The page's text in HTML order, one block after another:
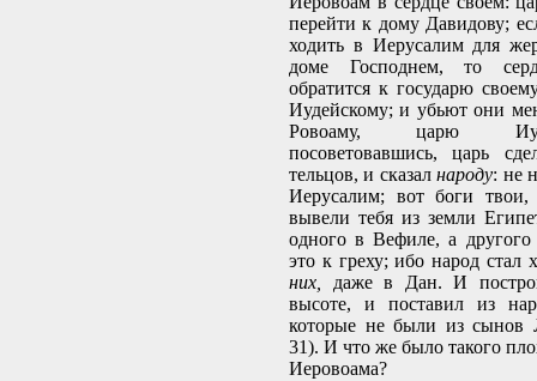
перейти к дому Давидову;
ходить в Иерусалим для
доме Господнем, то
обратится к государю
Иудейскому; и убьют они
Ровоаму, царю
посоветовавшись, царь
тельцов, и сказалнароду: не
Иерусалим; вот боги твои,
вывели тебя из земли
одного в Вефиле, а
это к греху; ибо народ стал
них,
даже в Дан. И
высоте, и поставил из
которые не были из сынов
31). И что же было такого
Иеровоама?